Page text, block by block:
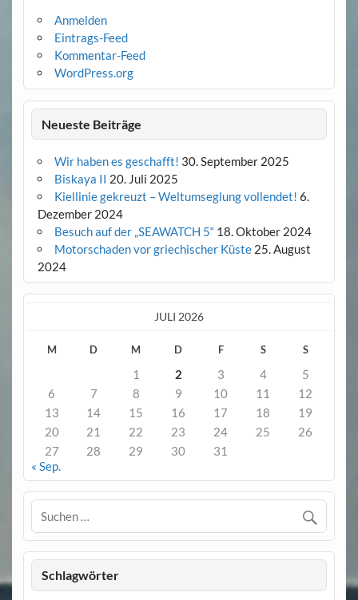
Anmelden
Eintrags-Feed
Kommentar-Feed
WordPress.org
Neueste Beiträge
Wir haben es geschafft! 30. September 2025
Biskaya II 20. Juli 2025
Kiellinie gekreuzt – Weltumseglung vollendet! 6.
Dezember 2024
Besuch auf der „SEAWATCH 5“ 18. Oktober 2024
Motorschaden vor griechischer Küste 25. August
2024
JULI 2026
M D M D F S S
1 2 3 4
5
6
7 8 9 10 11
12
13
14 15 16 17 18
19
20
21 22 23 24 25
26
27
28 29 30
31
« Sep.
Schlagwörter